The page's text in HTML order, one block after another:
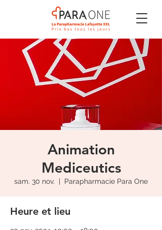
Animation
Mediceutics
sam. 30 nov.
  |
Parapharmacie Para One
Heure et lieu